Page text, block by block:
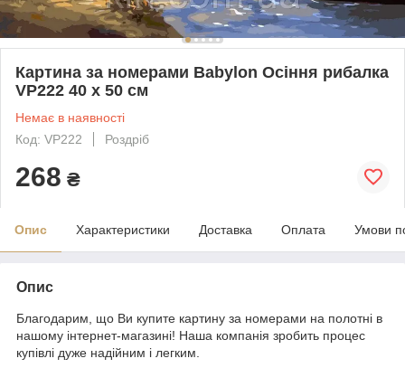
Картина за номерами Babylon Осіння рибалка
VP222 40 х 50 см
Немає в наявності
Код: VP222
Роздріб
268 ₴
Опис Характеристики Доставка Оплата Умови
Опис
Благодарим, що Ви купите картину за номерами на полотні в
нашому інтернет-магазині! Наша компанія зробить процес
купівлі дуже надійним і легким.